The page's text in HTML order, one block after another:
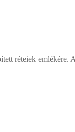
réteiek emlékére.